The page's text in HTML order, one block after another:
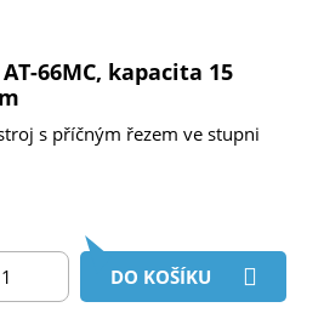
66MC, kapacita 15
s příčným řezem ve stupni
DO KOŠÍKU